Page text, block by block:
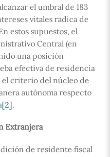
el umbral de 183
vitales radica de
estos supuestos, el
Central (en
una posición
efectiva de residencia
criterio del núcleo de
autónoma respecto
[2].
Extranjera
de residente fiscal